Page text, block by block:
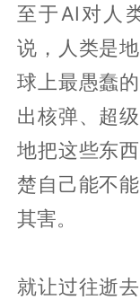
至于AI对人
说，人类是
球上最愚蠢
出核弹、超
地把这些东
楚自己能不
其害。
就让过往逝